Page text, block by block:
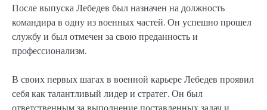
После выпуска Лебедев был назначен на должность
командира в одну из военных частей. Он успешно прошел
службу и был отмечен за свою преданность и
профессионализм.
В своих первых шагах в военной карьере Лебедев проявил
себя как талантливый лидер и стратег. Он был